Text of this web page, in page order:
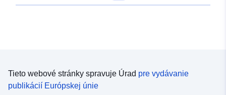
Tieto webové stránky spravuje Úrad pre vydávanie
publikácií Európskej únie